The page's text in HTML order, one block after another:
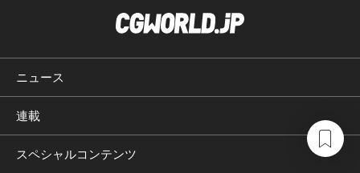
ニュース
連載
スペシャルコンテンツ